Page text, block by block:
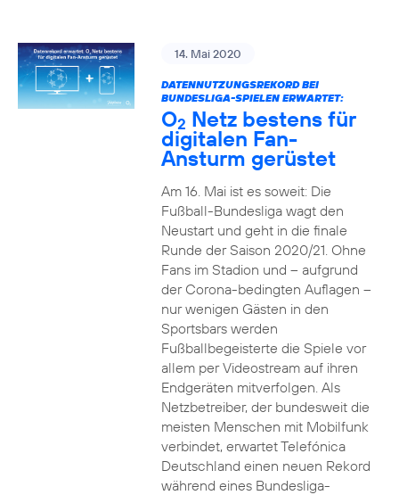
14. Mai 2020
DATENNUTZUNGSREKORD BEI
BUNDESLIGA-SPIELEN ERWARTET:
O2 Netz bestens für
digitalen Fan-
Ansturm gerüstet
Am 16. Mai ist es soweit: Die
Fußball-Bundesliga wagt den
Neustart und geht in die finale
Runde der Saison 2020/21. Ohne
Fans im Stadion und – aufgrund
der Corona-bedingten Auflagen –
nur wenigen Gästen in den
Sportsbars werden
Fußballbegeisterte die Spiele vor
allem per Videostream auf ihren
Endgeräten mitverfolgen. Als
Netzbetreiber, der bundesweit die
meisten Menschen mit Mobilfunk
verbindet, erwartet Telefónica
Deutschland einen neuen Rekord
während eines Bundesliga-